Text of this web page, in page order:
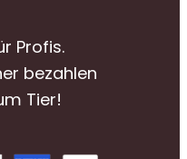
Profis.
bezahlen
Tier!